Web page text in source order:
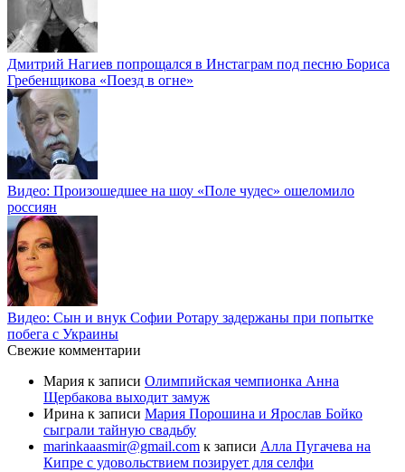
Дмитрий Нагиев попрощался в Инстаграм под песню Бориса
Гребенщикова «Поезд в огне»
Видео: Произошедшее на шоу «Поле чудес» ошеломило
россиян
Видео: Сын и внук Софии Ротару задержаны при попытке
побега с Украины
Свежие комментарии
Мария к записи Олимпийская чемпионка Анна
Щербакова выходит замуж
Ирина к записи Мария Порошина и Ярослав Бойко
сыграли тайную свадьбу
marinkaaasmir@gmail.com к записи Алла Пугачева на
Кипре с удовольствием позирует для селфи